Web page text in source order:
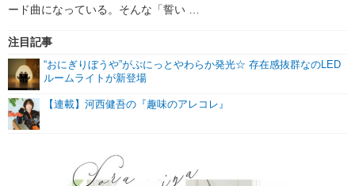
ード曲になっている。そんな「誓い …
注目記事
“おにぎりぼうや”がぷにっとやわらか発光☆ 存在感抜群なのLED
ルームライトが新登場
【連載】河西健吾の『趣味のアレコレ』